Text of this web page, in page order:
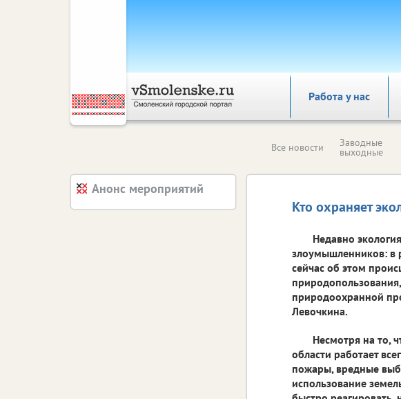
Работа у нас
Все новости Заводные
выходные
Кто охраняет
Недавно
злоумышленников: в
сейчас об этом
природоохранной
Левочкина.
Несмотря на то,
области работает
пожары, вредные
использование
Анонс мероприятий